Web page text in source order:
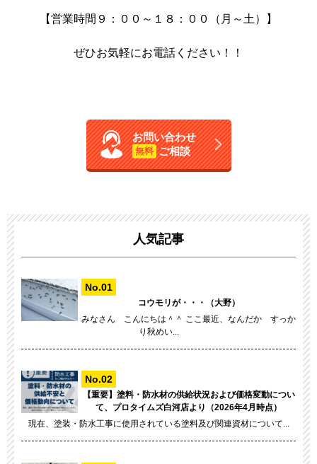
【営業時間９：００～１８：００（月～土）】
ぜひお気軽にお電話ください！！
お問い合わせ
無料 ご相談
人気記事
コウモリが・・・（大野）
みなさん こんにちは＾＾ ここ最近、なんだか すっか
り秋めい...
【重要】塗料・防水材の供給状況および価格変動につい
て、プロタイムズ白河店より（2026年4月時点）
現在、塗装・防水工事に使用されている塗料及び関連資材について...